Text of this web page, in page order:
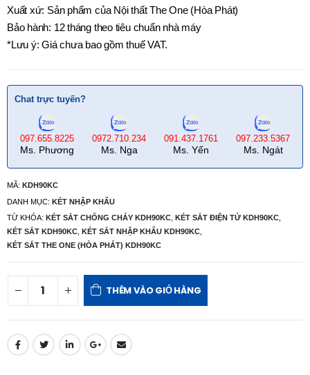
Xuất xứ: Sản phẩm của Nội thất The One (Hòa Phát)
Bảo hành: 12 tháng theo tiêu chuẩn nhà máy
*Lưu ý: Giá chưa bao gồm thuế VAT.
Chat trực tuyến?
097.655.8225
Ms. Phương
0972.710.234
Ms. Nga
091.437.1761
Ms. Yến
097.233.5367
Ms. Ngát
MÃ: KDH90KC
DANH MỤC: KÉT NHẬP KHẨU
TỪ KHÓA: KÉT SẮT CHỐNG CHÁY KDH90KC KÉT SẮT ĐIỆN TỬ KDH90KC
KÉT SẮT KDH90KC
KÉT SẮT NHẬP KHẨU KDH90KC
KÉT SẮT THE ONE (HÒA PHÁT) KDH90KC
THÊM VÀO GIỎ HÀNG